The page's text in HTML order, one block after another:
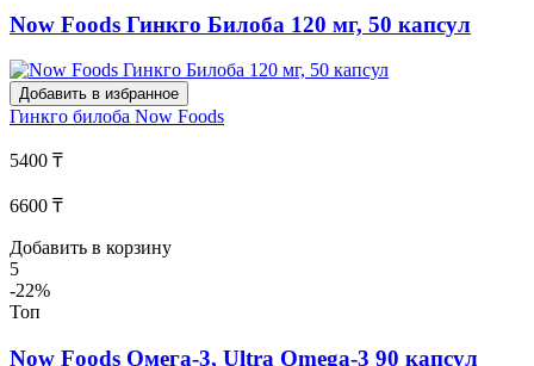
Now Foods Гинкго Билоба 120 мг, 50 капсул
Добавить в избранное
Гинкго билоба Now Foods
5400 ₸
6600 ₸
Добавить в корзину
5
-22%
Топ
Now Foods Омега-3, Ultra Omega-3 90 капсул